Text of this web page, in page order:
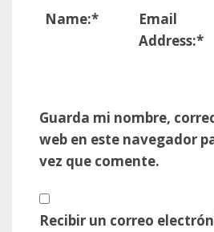
Name:*
Email
Address:*
Guarda mi nombre,
web en este navegador
vez que comente.
Recibir un correo